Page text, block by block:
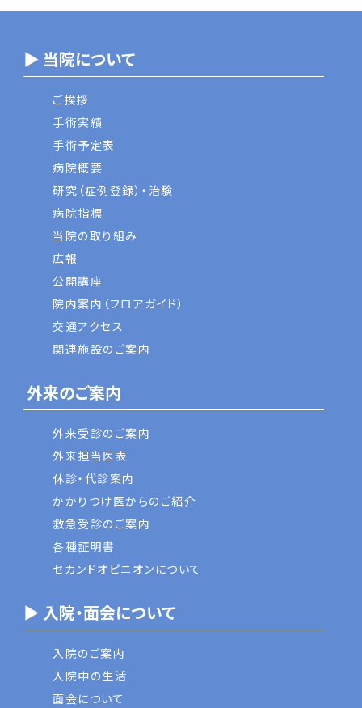
▶ 当院について
ご挨拶
手術実績
手術予定表
病院概要
研究（症例登録）・治験
病院指標
当院の取り組み
広報
公開講座
院内案内（フロアガイド）
交通アクセス
関連施設のご案内
外来のご案内
外来受診のご案内
外来担当医表
休診・代診案内
かかりつけ医からのご紹介
救急受診のご案内
各種証明書
セカンドオピニオンについて
▶ 入院・面会について
入院のご案内
入院中の生活
面会について